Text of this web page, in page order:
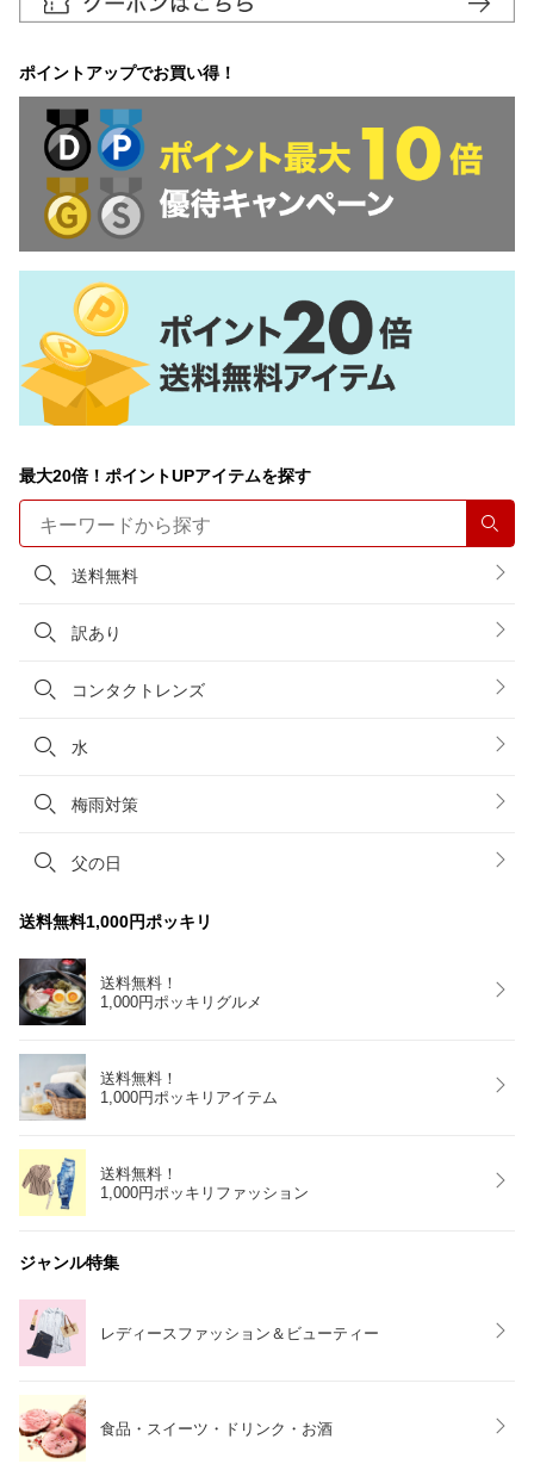
ポイントアップでお買い得！
最大20倍！ポイントUPアイテムを探す
検索
送料無料
訳あり
コンタクトレンズ
水
梅雨対策
父の日
送料無料1,000円ポッキリ
送料無料！
1,000円ポッキリグルメ
送料無料！
1,000円ポッキリアイテム
送料無料！
1,000円ポッキリファッション
ジャンル特集
レディースファッション＆ビューティー
食品・スイーツ・ドリンク・お酒